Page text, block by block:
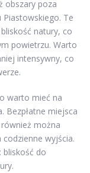
obszary poza
Piastowskiego. Te
natury, co
powietrzu. Warto
intensywny, co
warto mieć na
Bezpłatne miejsca
można
wyjścia.
bliskość do